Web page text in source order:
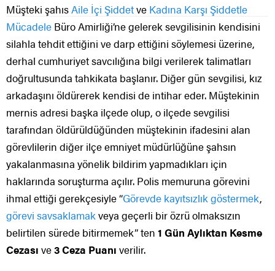
Müşteki şahısAile İçi Şiddetve Kadına Karşı Şiddetle
Mücadele Büro Amirliği’ne gelerek sevgilisinin kendisini
silahla tehdit ettiğini ve darp ettiğini söylemesi üzerine,
derhal cumhuriyet savcılığına bilgi verilerek talimatları
doğrultusunda tahkikata başlanır. Diğer gün sevgilisi, kız
arkadaşını öldürerek kendisi de intihar eder. Müştekinin
mernis adresi başka ilçede olup, o ilçede sevgilisi
tarafından öldürüldüğünden müştekinin ifadesini alan
görevlilerin diğer ilçe emniyet müdürlüğüne şahsın
yakalanmasına yönelik bildirim yapmadıkları için
haklarında soruşturma açılır. Polis memuruna görevini
ihmal ettiği gerekçesiyle “Görevde kayıtsızlık göstermek,
görevi savsaklamakveya geçerli bir özrü olmaksızın
belirtilen sürede bitirmemek” ten 1 Gün Aylıktan Kesme
Cezası ve3 Ceza Puanı verilir.